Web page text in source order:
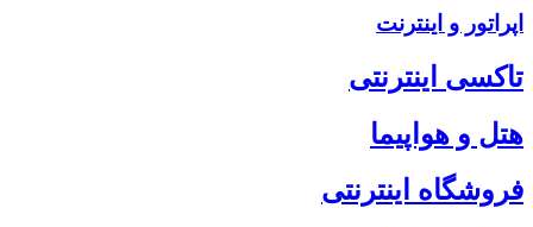
اپراتور و اینترنت
تاکسی اینترنتی
هتل و هواپیما
فروشگاه اینترنتی